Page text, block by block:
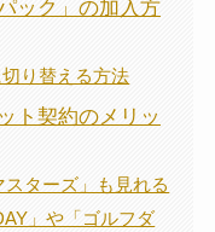
ック」の加入方
切り替える方法
ト契約のメリッ
スターズ」も見れる
」や「ゴルフダ